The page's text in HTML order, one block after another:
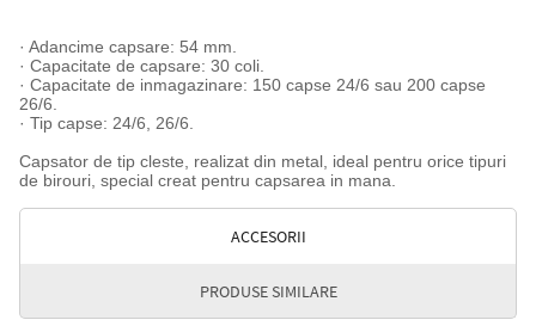
· Adancime capsare: 54 mm.
· Capacitate de capsare: 30 coli.
· Capacitate de inmagazinare: 150 capse 24/6 sau 200 capse
26/6.
· Tip capse: 24/6, 26/6.
Capsator de tip cleste, realizat din metal, ideal pentru orice tipuri
de birouri, special creat pentru capsarea in mana.
ACCESORII
PRODUSE SIMILARE